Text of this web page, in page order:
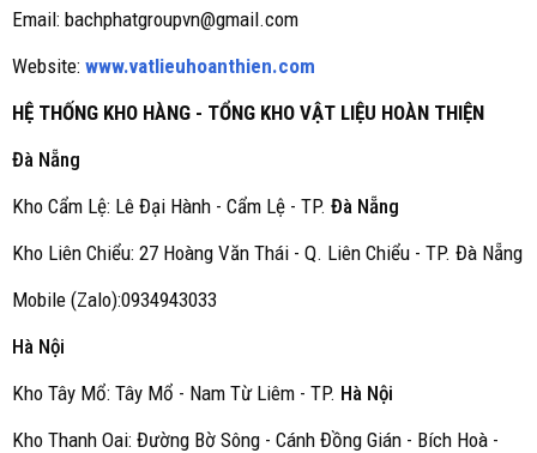
Email: bachphatgroupvn@gmail.com
Website: www.vatlieuhoanthien.com
HỆ THỐNG KHO HÀNG - TỔNG KHO VẬT LIỆU HOÀN THIỆN
Đà Nẵng
Kho Cẩm Lệ: Lê Đại Hành - Cẩm Lệ - TP. Đà Nẵng
Kho Liên Chiểu: 27 Hoàng Văn Thái - Q. Liên Chiểu - TP. Đà Nẵng
Mobile (Zalo):0934943033
Hà Nội
Kho Tây Mổ: Tây Mổ - Nam Từ Liêm - TP. Hà Nội
Kho Thanh Oai: Đường Bờ Sông - Cánh Đồng Gián - Bích Hoà -